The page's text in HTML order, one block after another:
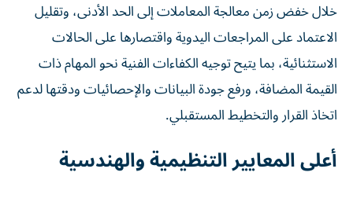
خلال خفض زمن معالجة المعاملات إلى الحد الأدنى، وتقليل
الاعتماد على المراجعات اليدوية واقتصارها على الحالات
الاستثنائية، بما يتيح توجيه الكفاءات الفنية نحو المهام ذات
القيمة المضافة، ورفع جودة البيانات والإحصائيات ودقتها لدعم
اتخاذ القرار والتخطيط المستقبلي.
أعلى المعايير التنظيمية والهندسية